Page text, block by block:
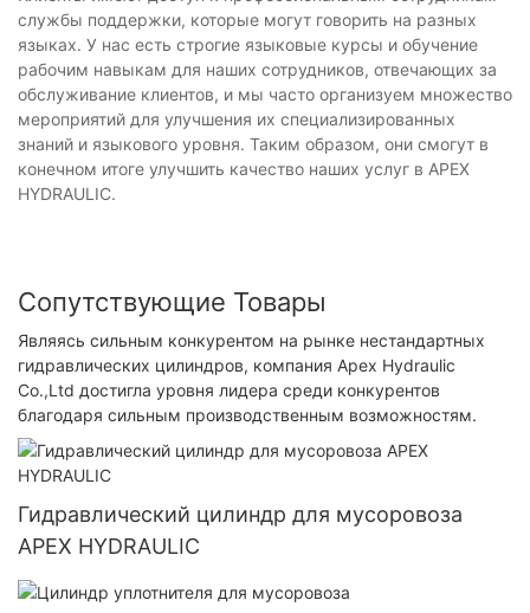
службы поддержки, которые могут говорить на разных
языках. У нас есть строгие языковые курсы и обучение
рабочим навыкам для наших сотрудников, отвечающих за
обслуживание клиентов, и мы часто организуем множество
мероприятий для улучшения их специализированных
знаний и языкового уровня. Таким образом, они смогут в
конечном итоге улучшить качество наших услуг в APEX
HYDRAULIC.
Сопутствующие Товары
Являясь сильным конкурентом на рынке нестандартных
гидравлических цилиндров, компания Apex Hydraulic
Co.,Ltd достигла уровня лидера среди конкурентов
благодаря сильным производственным возможностям.
Гидравлический цилиндр для мусоровоза
APEX HYDRAULIC